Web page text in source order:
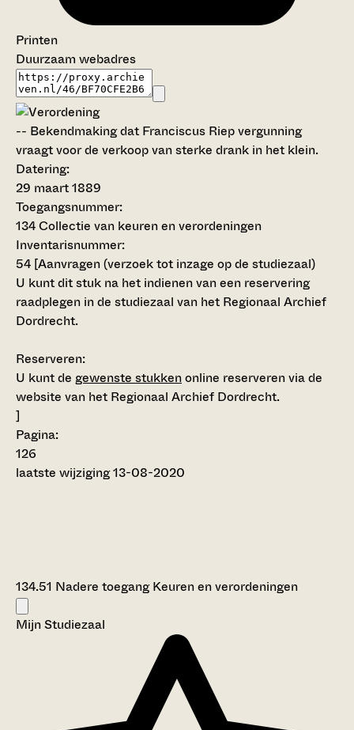
Printen
Duurzaam webadres
-- Bekendmaking dat Franciscus Riep vergunning
vraagt voor de verkoop van sterke drank in het klein.
Datering:
29 maart 1889
Toegangsnummer:
134 Collectie van keuren en verordeningen
Inventarisnummer:
54 [Aanvragen (verzoek tot inzage op de studiezaal)
U kunt dit stuk na het indienen van een reservering
raadplegen in de studiezaal van het Regionaal Archief
Dordrecht.
Reserveren:
U kunt de gewenste stukkenonline reserveren via de
website van het Regionaal Archief Dordrecht.
]
Pagina:
126
laatste wijziging 13-08-2020
134.51 Nadere toegang Keuren en verordeningen
Mijn Studiezaal